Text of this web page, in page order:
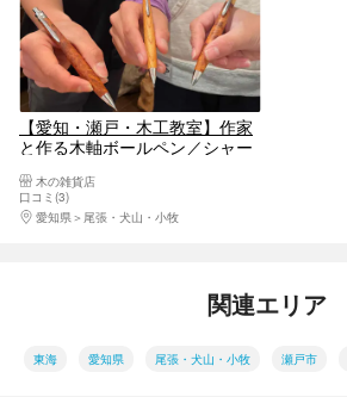
【愛知・瀬戸・木工教室】作家
と作る木軸ボールペン／シャー
木の雑貨店
口コミ(3)
愛知県
尾張・犬山・小牧
関連エリア
東海 愛知県 尾張・犬山・小牧 瀬戸市